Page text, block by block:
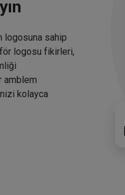
logosuna sahip
logosu fikirleri,
amblem
kolayca